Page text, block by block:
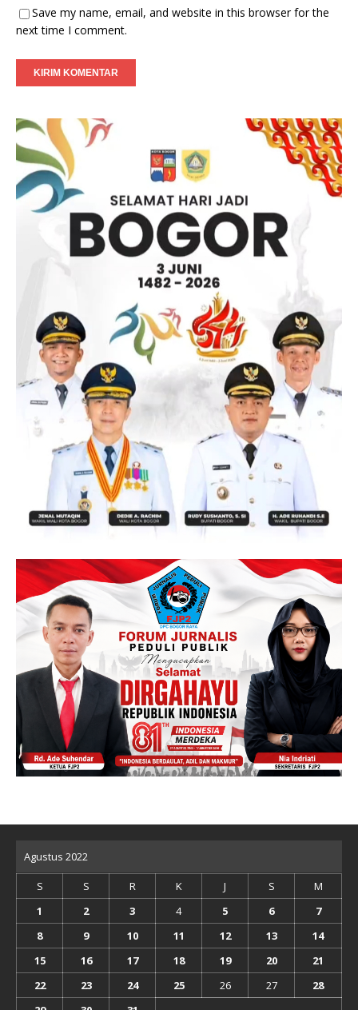
Save my name, email, and website in this browser for the
next time I comment.
Agustus 2022
S S R K J S
M
1
2 3 4 5 6
7
8
9 10 11 12 13
14
15
16 17 18 19 20
21
22
23 24 25 26 27
28